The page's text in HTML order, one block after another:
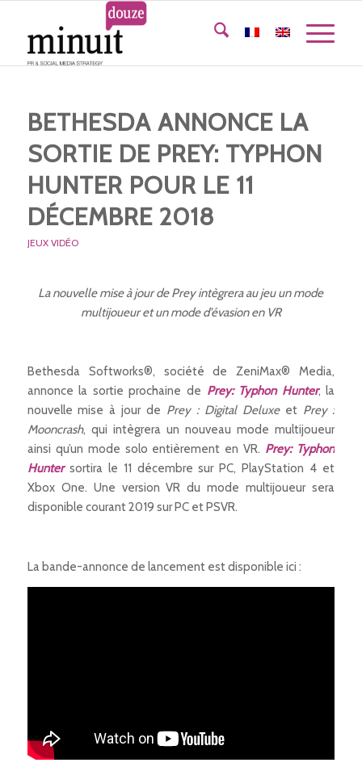
BETHESDA ANNONCE LA
SORTIE DE PREY: TYPHON
HUNTER POUR LE 11
DÉCEMBRE 2018
JEUX VIDÉO
La nouvelle mise à jour de Prey intègrera au jeu un mode
multijoueur et un mode d’évasion en VR
Bethesda Softworks®, société de ZeniMax® Media,
annonce la sortie prochaine de Prey: Typhon Hunter, la
nouvelle mise à jour de Prey : Digital Deluxeet Prey :
Mooncrash, qui intègrera un nouveau mode multijoueur
ainsi qu’un mode solo entièrement en VR. Prey: Typhon
Huntersortira le 11 décembre sur PC, PlayStation 4 et
Xbox One. Une version VR du mode multijoueur sera
disponible courant 2019 sur PC et PSVR.
La bande-annonce de lancement est disponible ici :